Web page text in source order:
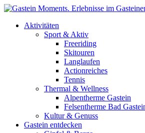
Direkt zum Inhalt
Aktivitäten
Sport & Aktiv
Freeriding
Skitouren
Langlaufen
Actionreiches
Tennis
Thermal & Wellness
Alpentherme Gastein
Felsentherme Bad
Kultur & Genuss
Gastein entdecken